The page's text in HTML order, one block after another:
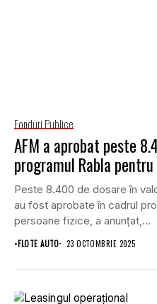
Fonduri Publice
AFM a aprobat peste
programul Rabla
Peste 8.400 de dosare în
au fost aprobate în cadrul
persoane fizice, a anunțat,...
•FLOTE AUTO 23 OCTOMBRIE 2025